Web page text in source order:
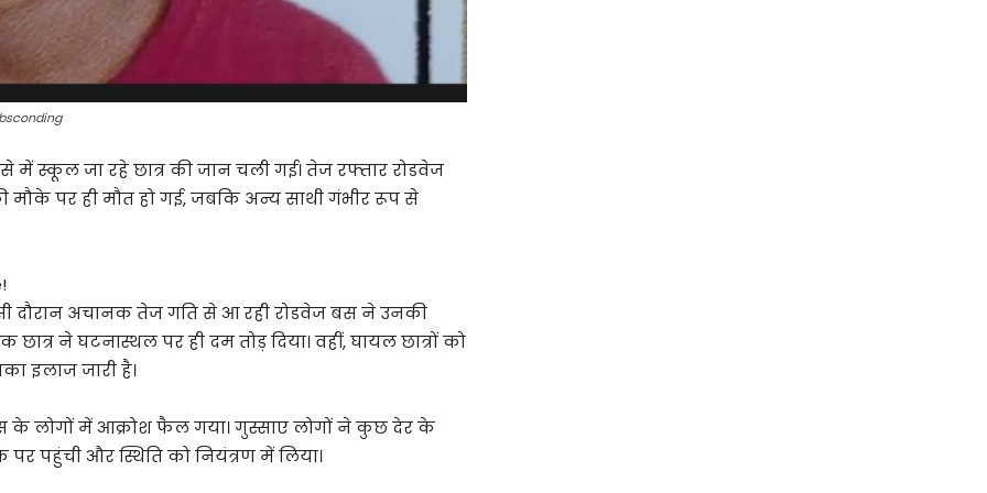
स्कूल जा रहे छात्र की जान चली गई। तेज रफ्तार रोडवेज
मौके पर ही मौत हो गई, जबकि अन्य साथी गंभीर रूप से
दौरान अचानक तेज गति से आ रही रोडवेज बस ने उनकी
ने घटनास्थल पर ही दम तोड़ दिया। वहीं, घायल छात्रों को
इलाज जारी है।
लोगों में आक्रोश फैल गया। गुस्साए लोगों ने कुछ देर के
पहुंची और स्थिति को नियंत्रण में लिया।